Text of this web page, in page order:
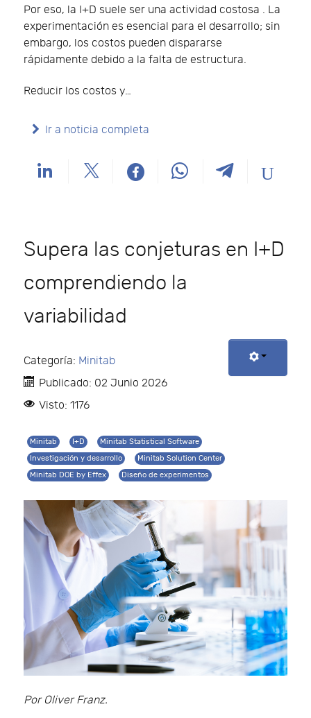
Por eso, la I+D suele ser una actividad costosa . La
experimentación es esencial para el desarrollo; sin
embargo, los costos pueden dispararse
rápidamente debido a la falta de estructura.
Reducir los costos y…
Ir a noticia completa
Supera las conjeturas en I+D
comprendiendo la
variabilidad
Categoría: Minitab
Publicado: 02 Junio 2026
Visto: 1176
Minitab I+D
Minitab Statistical Software
Investigación y desarrollo
Minitab Solution Center
Minitab DOE by Effex
Diseño de experimentos
Por Oliver Franz.